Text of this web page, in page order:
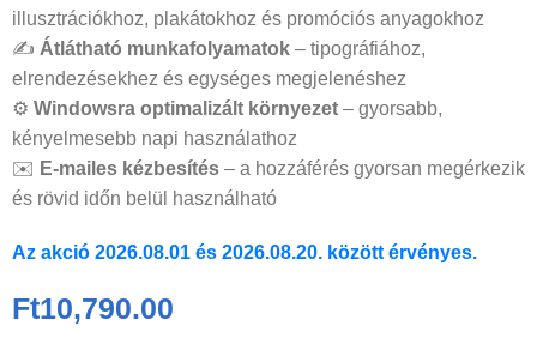
illusztrációkhoz, plakátokhoz és promóciós anyagokhoz
✍️ Átlátható munkafolyamatok – tipográfiához,
elrendezésekhez és egységes megjelenéshez
⚙️ Windowsra optimalizált környezet – gyorsabb,
kényelmesebb napi használathoz
✉️ E-mailes kézbesítés – a hozzáférés gyorsan megérkezik
és rövid időn belül használható
Az akció 2026.08.01 és 2026.08.20. között érvényes.
Ft10,790.00